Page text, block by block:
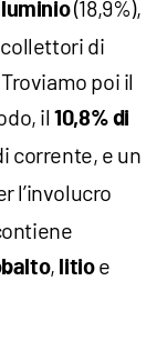
(18,9%),
di
poi il
il10,8% di
corrente, e un
l’involucro
, litioe